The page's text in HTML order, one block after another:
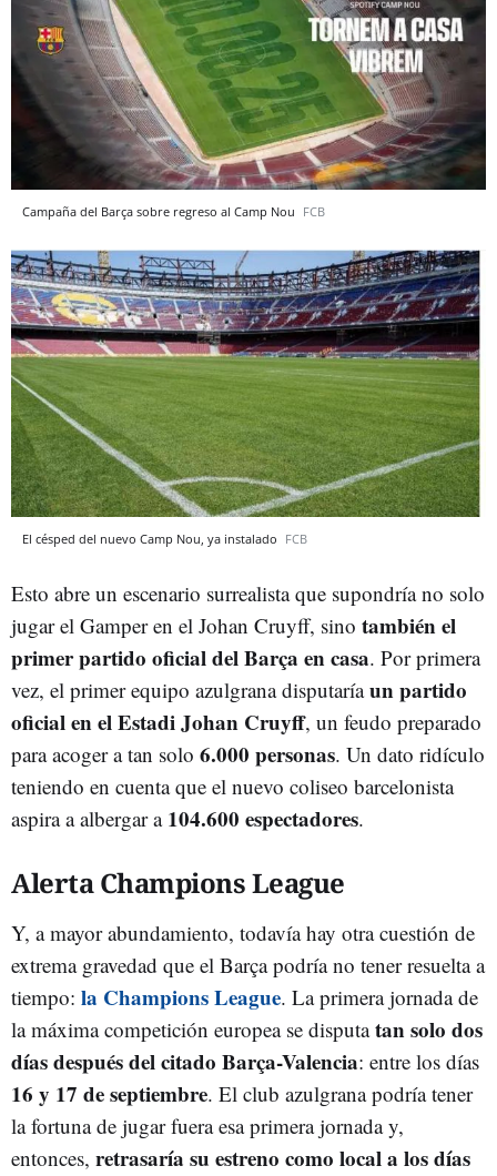
Campaña del Barça sobre regreso al Camp Nou FCB
El césped del nuevo Camp Nou, ya instalado FCB
Esto abre un escenario surrealista que supondría no solo
jugar el Gamper en el Johan Cruyff, sino también el
primer partido oficial del Barça en casa. Por primera
vez, el primer equipo azulgrana disputaríaun partido
oficial en el Estadi Johan Cruyff, un feudo preparado
para acoger a tan solo 6.000 personas. Un dato ridículo
teniendo en cuenta que el nuevo coliseo barcelonista
aspira a albergar a 104.600 espectadores.
Alerta Champions League
Y, a mayor abundamiento, todavía hay otra cuestión de
extrema gravedad que el Barça podría no tener resuelta a
tiempo: la Champions League. La primera jornada de
la máxima competición europea se disputatan solo dos
días después del citado Barça-Valencia: entre los días
16 y 17 de septiembre. El club azulgrana podría tener
la fortuna de jugar fuera esa primera jornada y,
entonces, retrasaría su estreno como local a los días